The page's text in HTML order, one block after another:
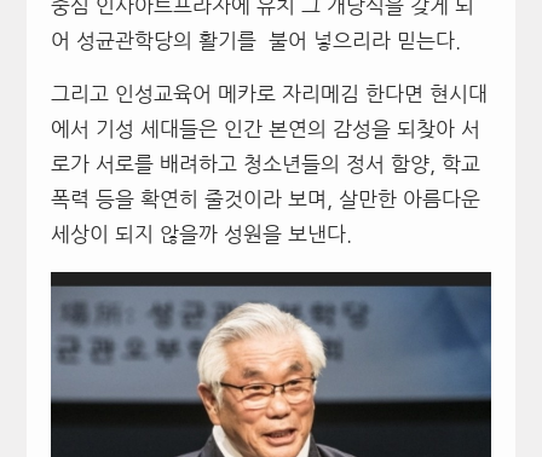
중심 인사아트프라자에 유치 그 개당식을 갖게 되
어 성균관학당의 활기를 불어 넣으리라 믿는다.
그리고 인성교육어 메카로 자리메김 한다면 현시대
에서 기성 세대들은 인간 본연의 감성을 되찾아 서
로가 서로를 배려하고 청소년들의 정서 함양, 학교
폭력 등을 확연히 줄것이라 보며, 살만한 아름다운
세상이 되지 않을까 성원을 보낸다.